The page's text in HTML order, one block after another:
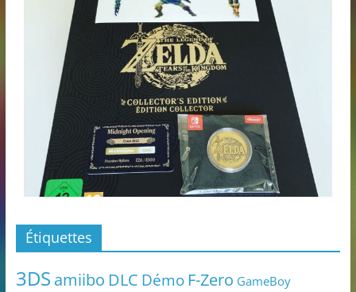
Étiquettes
3DS amiibo DLC Démo F-Zero GameBoy